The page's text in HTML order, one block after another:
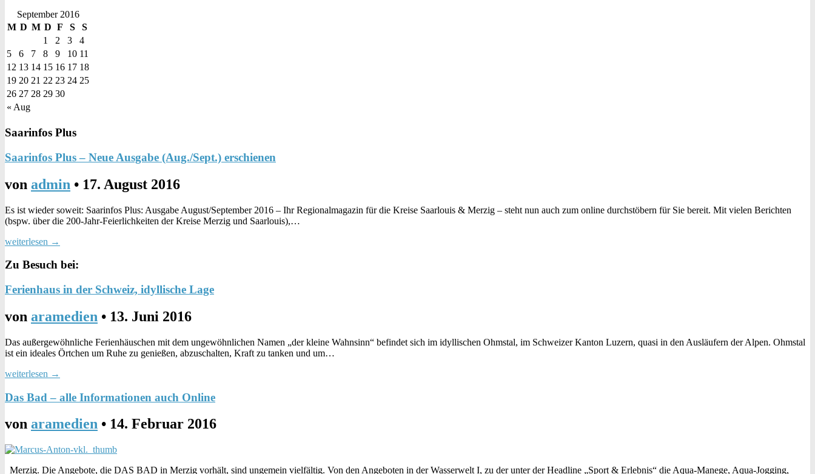
September 2016
M D M D F S S
« Aug
1 2 3
4
5
6 7 8 9 10 11
12 13 14 15 16 17 18
19 20 21 22 23 24 25
26 27 28 29 30
Saarinfos Plus
Saarinfos Plus – Neue Ausgabe (Aug./Sept.) erschienen
von admin • 17. August 2016
Es ist wieder soweit: Saarinfos Plus: Ausgabe August/September 2016 – Ihr Regionalmagazin für die Kreise Saarlouis & Merzig – steht nun auch zum online durchstöbern für Sie bereit. Mit vielen Berichten
(bspw. über die 200-Jahr-Feierlichkeiten der Kreise Merzig und Saarlouis),…
weiterlesen →
Zu Besuch bei:
Ferienhaus in der Schweiz, idyllische Lage
von aramedien • 13. Juni 2016
Das außergewöhnliche Ferienhäuschen mit dem ungewöhnlichen Namen „der kleine Wahnsinn“ befindet sich im idyllischen Ohmstal, im Schweizer Kanton Luzern, quasi in den Ausläufern der Alpen. Ohmstal
ist ein ideales Örtchen um Ruhe zu genießen, abzuschalten, Kraft zu tanken und um…
weiterlesen →
Das Bad – alle Informationen auch Online
von aramedien • 14. Februar 2016
Merzig. Die Angebote, die DAS BAD in Merzig vorhält, sind ungemein vielfältig. Von den Angeboten in der Wasserwelt I, zu der unter der Headline „Sport & Erlebnis“ die Aqua-Manege, Aqua-Jogging,